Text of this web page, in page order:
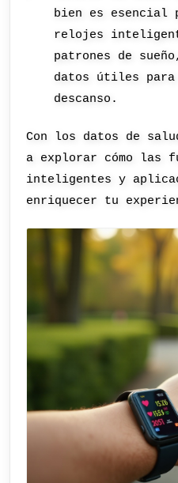
bien es esencial
relojes
patrones de
datos útiles
descanso.
Con los datos de
a explorar cómo las
inteligentes y
enriquecer tu